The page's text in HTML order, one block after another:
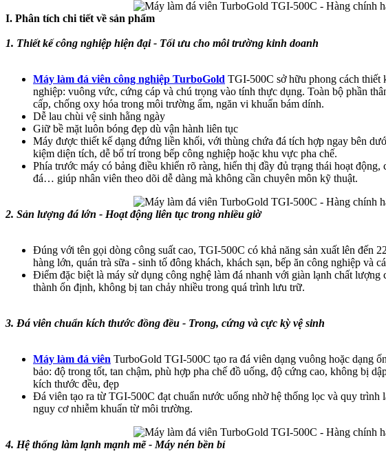
I. Phân tích chi tiết về sản phẩm
1. Thiết kế công nghiệp hiện đại - Tối ưu cho môi trường kinh doanh
Máy làm đá viên công nghiệp TurboGold TGI-500C sở hữu phong cách thiết
nghiệp: vuông vức, cứng cáp và chú trọng vào tính thực dụng. Toàn bộ phần
cấp, chống oxy hóa trong môi trường ẩm, ngăn vi khuẩn bám dính.
Dễ lau chùi vệ sinh hằng ngày
Giữ bề mặt luôn bóng đẹp dù vận hành liên tục
Máy được thiết kế dạng đứng liền khối, với thùng chứa đá tích hợp ngay bên
kiệm diện tích, dễ bố trí trong bếp công nghiệp hoặc khu vực pha chế.
Phía trước máy có bảng điều khiển rõ ràng, hiển thị đầy đủ trạng thái hoạt động,
đá… giúp nhân viên theo dõi dễ dàng mà không cần chuyên môn kỹ thuật.
2. Sản lượng đá lớn - Hoạt động liên tục trong nhiều giờ
Đúng với tên gọi dòng công suất cao, TGI-500C có khả năng sản xuất lên đến
hàng lớn, quán trà sữa - sinh tố đông khách, khách sạn, bếp ăn công nghiệp và
Điểm đặc biệt là máy sử dụng công nghệ làm đá nhanh với giàn lạnh chất lượng
thành ổn định, không bị tan chảy nhiều trong quá trình lưu trữ.
3. Đá viên chuẩn kích thước đồng đều - Trong, cứng và cực kỳ vệ sinh
Máy làm đá viên TurboGold TGI-500C tạo ra đá viên dạng vuông hoặc dạng
bảo: độ trong tốt, tan chậm, phù hợp pha chế đồ uống, độ cứng cao, không bị
kích thước đều, đẹp
Đá viên tạo ra từ TGI-500C đạt chuẩn nước uống nhờ hệ thống lọc và quy trình
nguy cơ nhiễm khuẩn từ môi trường.
4. Hệ thống làm lạnh mạnh mẽ - Máy nén bền bỉ